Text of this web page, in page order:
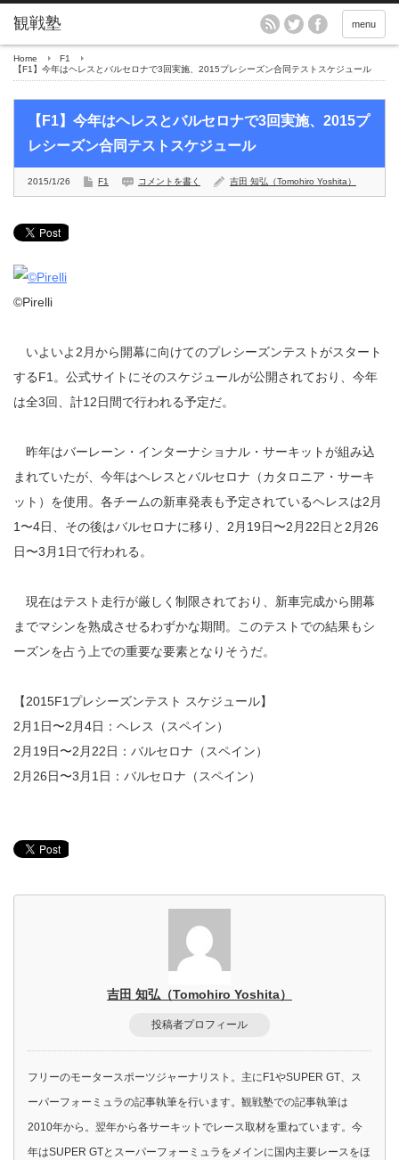
menu
Home
F1
【F1】今年はヘレスとバルセロナで3回実施、2015プレシーズン合同テストスケジュール
【F1】今年はヘレスとバルセロナで3回実施、2015プ
レシーズン合同テストスケジュール
2015/1/26 F1 コメントを書く 吉田 知弘（Tomohiro Yoshita）
©Pirelli
いよいよ2月から開幕に向けてのプレシーズンテストがスタート
するF1。公式サイトにそのスケジュールが公開されており、今年
は全3回、計12日間で行われる予定だ。
昨年はバーレーン・インターナショナル・サーキットが組み込
まれていたが、今年はヘレスとバルセロナ（カタロニア・サーキ
ット）を使用。各チームの新車発表も予定されているヘレスは2月
1〜4日、その後はバルセロナに移り、2月19日〜2月22日と2月26
日〜3月1日で行われる。
現在はテスト走行が厳しく制限されており、新車完成から開幕
までマシンを熟成させるわずかな期間。このテストでの結果もシ
ーズンを占う上での重要な要素となりそうだ。
【2015F1プレシーズンテスト スケジュール】
2月1日〜2月4日：ヘレス（スペイン）
2月19日〜2月22日：バルセロナ（スペイン）
2月26日〜3月1日：バルセロナ（スペイン）
吉田 知弘（Tomohiro Yoshita）
投稿者プロフィール
フリーのモータースポーツジャーナリスト。主にF1やSUPER GT、ス
ーパーフォーミュラの記事執筆を行います。観戦塾での記事執筆は
2010年から。翌年から各サーキットでレース取材を重ねています。今
年はSUPER GTとスーパーフォーミュラをメインに国内主要レースをほ